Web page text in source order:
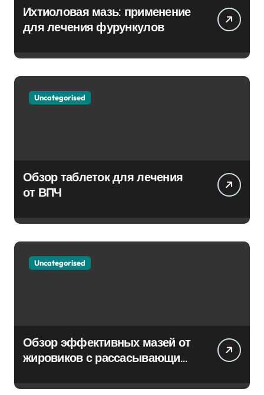
Ихтиоловая мазь: применение
для лечения фурункулов
Uncategorised
Обзор таблеток для лечения
от ВПЧ
Uncategorised
Обзор эффективных мазей от
жировиков с рассасывающим